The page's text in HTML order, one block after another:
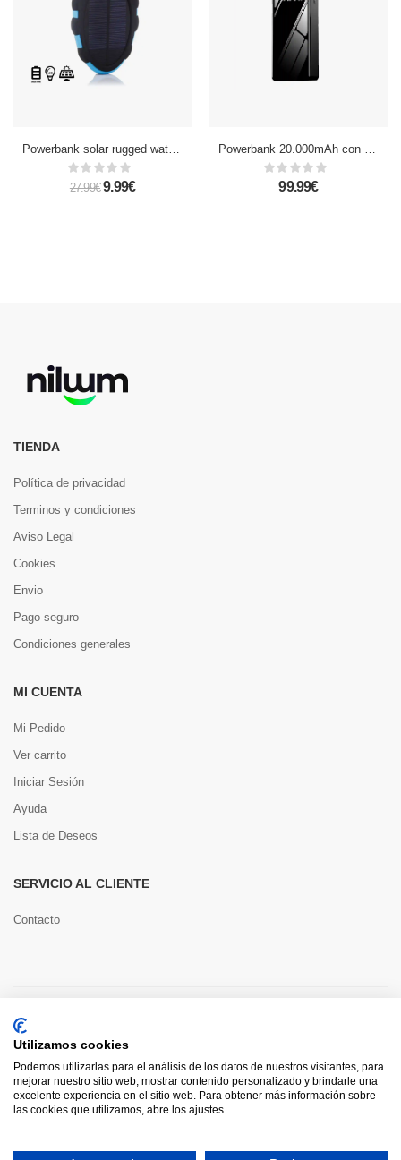
Powerbank solar rugged waterproof 4.000mAh.
27.99€ 9.99€
Powerbank 20.000mAh con doble salida USB, colgante de transporte y linterna. Pantalla indicadora de carga.
99.99€
TIENDA
Política de privacidad
Terminos y condiciones
Aviso Legal
Cookies
Envio
Pago seguro
Condiciones generales
MI CUENTA
Mi Pedido
Ver carrito
Iniciar Sesión
Ayuda
Lista de Deseos
SERVICIO AL CLIENTE
Contacto
0
Utilizamos cookies
Podemos utilizarlas para el análisis de los datos de nuestros visitantes, para
mejorar nuestro sitio web, mostrar contenido personalizado y brindarle una
excelente experiencia en el sitio web. Para obtener más información sobre
las cookies que utilizamos, abre los ajustes.